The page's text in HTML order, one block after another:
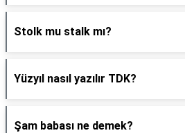
Stolk mu stalk mı?
Yüzyıl nasıl yazılır TDK?
Şam babası ne demek?